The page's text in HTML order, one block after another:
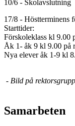
10/6 - Skolavslutning
17/8 - Höstterminens
Starttider:
Förskoleklass kl 9.00
Åk 1- åk 9 kl 9.00 på
Nya elever åk 1-9 kl
- Bild på
Samarbeten